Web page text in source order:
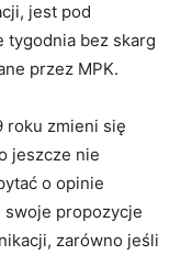
jest pod
tygodnia bez skarg
przez MPK.
roku zmieni się
jeszcze nie
o opinie
swoje propozycje
zarówno jeśli